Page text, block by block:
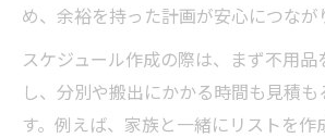
め、余裕を持った計画が安心につなが
スケジュール作成の際は、まず不用
し、分別や搬出にかかる時間も見積
す。例えば、家族と一緒にリストを作